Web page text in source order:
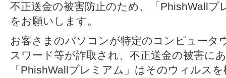
不正送金の被害防止のため、「PhishWall
をお願いします。
お客さまのパソコンが特定のコンピュータ
スワード等が詐取され、不正送金の被害に
「PhishWallプレミアム」はそのウィルス